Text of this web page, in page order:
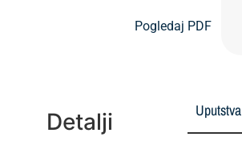
Pogledaj PDF
Detalji Uputstva